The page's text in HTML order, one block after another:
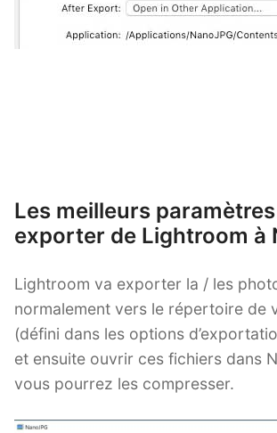
Les meilleurs
exporter de Lightroom à
Lightroom va exporter la / les
normalement vers le répertoire de
(défini dans les options
et ensuite ouvrir ces fichiers dans
vous pourrez les compresser.